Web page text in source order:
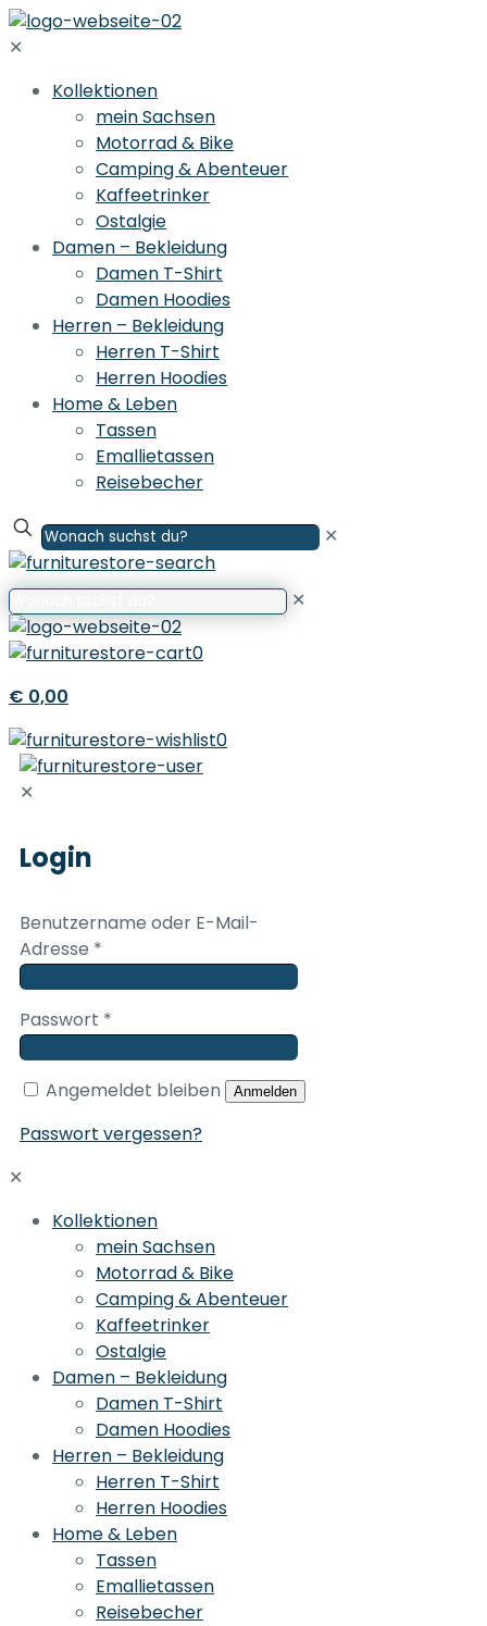
✕
Kollektionen
mein Sachsen
Motorrad & Bike
Camping & Abenteuer
Kaffeetrinker
Ostalgie
Damen – Bekleidung
Damen T-Shirt
Damen Hoodies
Herren – Bekleidung
Herren T-Shirt
Herren Hoodies
Home & Leben
Tassen
Emallietassen
Reisebecher
✕
✕
0
€ 0,00
0
✕
Login
Benutzername oder E-Mail-
Adresse *
Passwort *
Angemeldet bleiben Anmelden
Passwort vergessen?
✕
Kollektionen
mein Sachsen
Motorrad & Bike
Camping & Abenteuer
Kaffeetrinker
Ostalgie
Damen – Bekleidung
Damen T-Shirt
Damen Hoodies
Herren – Bekleidung
Herren T-Shirt
Herren Hoodies
Home & Leben
Tassen
Emallietassen
Reisebecher